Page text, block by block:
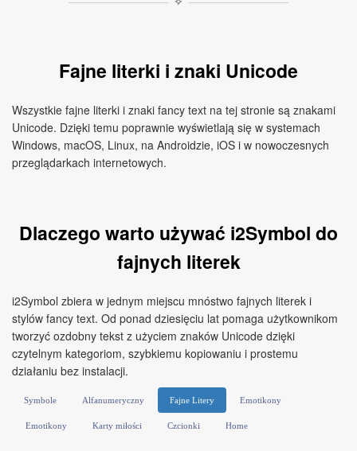
Fajne literki i znaki Unicode
Wszystkie fajne literki i znaki fancy text na tej stronie są znakami
Unicode. Dzięki temu poprawnie wyświetlają się w systemach
Windows, macOS, Linux, na Androidzie, iOS i w nowoczesnych
przeglądarkach internetowych.
Dlaczego warto używać i2Symbol do
fajnych literek
i2Symbol zbiera w jednym miejscu mnóstwo fajnych literek i
stylów fancy text. Od ponad dziesięciu lat pomaga użytkownikom
tworzyć ozdobny tekst z użyciem znaków Unicode dzięki
czytelnym kategoriom, szybkiemu kopiowaniu i prostemu
działaniu bez instalacji.
Symbole Alfanumeryczny Fajne Litery Emotikony
Emotikony Karty miłości Czcionki Home